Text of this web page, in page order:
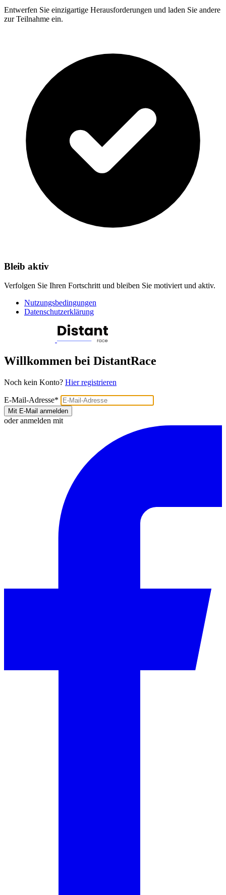
Entwerfen Sie einzigartige Herausforderungen und laden Sie andere
zur Teilnahme ein.
Bleib aktiv
Verfolgen Sie Ihren Fortschritt und bleiben Sie motiviert und aktiv.
Nutzungsbedingungen
Datenschutzerklärung
Willkommen bei DistantRace
Noch kein Konto? Hier registrieren
E-Mail-Adresse*
Mit E-Mail anmelden
oder anmelden mit